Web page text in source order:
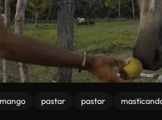
mango pastar pastar